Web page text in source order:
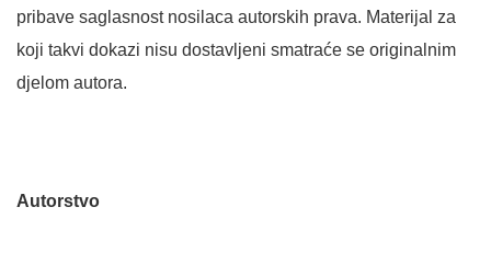
pribave saglasnost nosilaca autorskih prava. Materijal za
koji takvi dokazi nisu dostavljeni smatraće se originalnim
djelom autora.
Autorstvo